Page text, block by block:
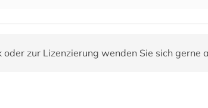
zur Lizenzierung wenden Sie sich gerne